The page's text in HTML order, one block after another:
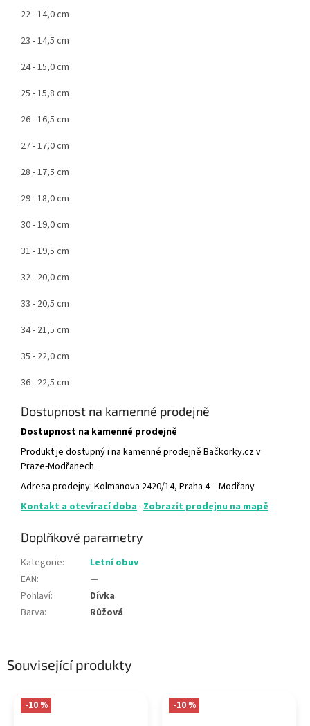
Související produkty
-10 % -10 %
22 - 14,0 cm
23 - 14,5 cm
24 - 15,0 cm
25 - 15,8 cm
26 - 16,5 cm
27 - 17,0 cm
28 - 17,5 cm
29 - 18,0 cm
30 - 19,0 cm
31 - 19,5 cm
32 - 20,0 cm
33 - 20,5 cm
34 - 21,5 cm
35 - 22,0 cm
36 - 22,5 cm
Dostupnost na kamenné prodejně
Dostupnost na kamenné prodejně
Produkt je dostupný i na kamenné prodejně Bačkorky.cz v
Praze-Modřanech.
Adresa prodejny: Kolmanova 2420/14, Praha 4 – Modřany
Kontakt a otevírací doba · Zobrazit prodejnu na mapě
Doplňkové parametry
Kategorie:
Letní obuv
EAN:
—
Pohlaví:
Dívka
Barva: Růžová